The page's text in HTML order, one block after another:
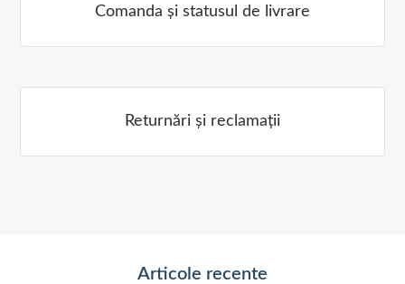
Comanda și statusul de livrare
Returnări și reclamații
Articole recente